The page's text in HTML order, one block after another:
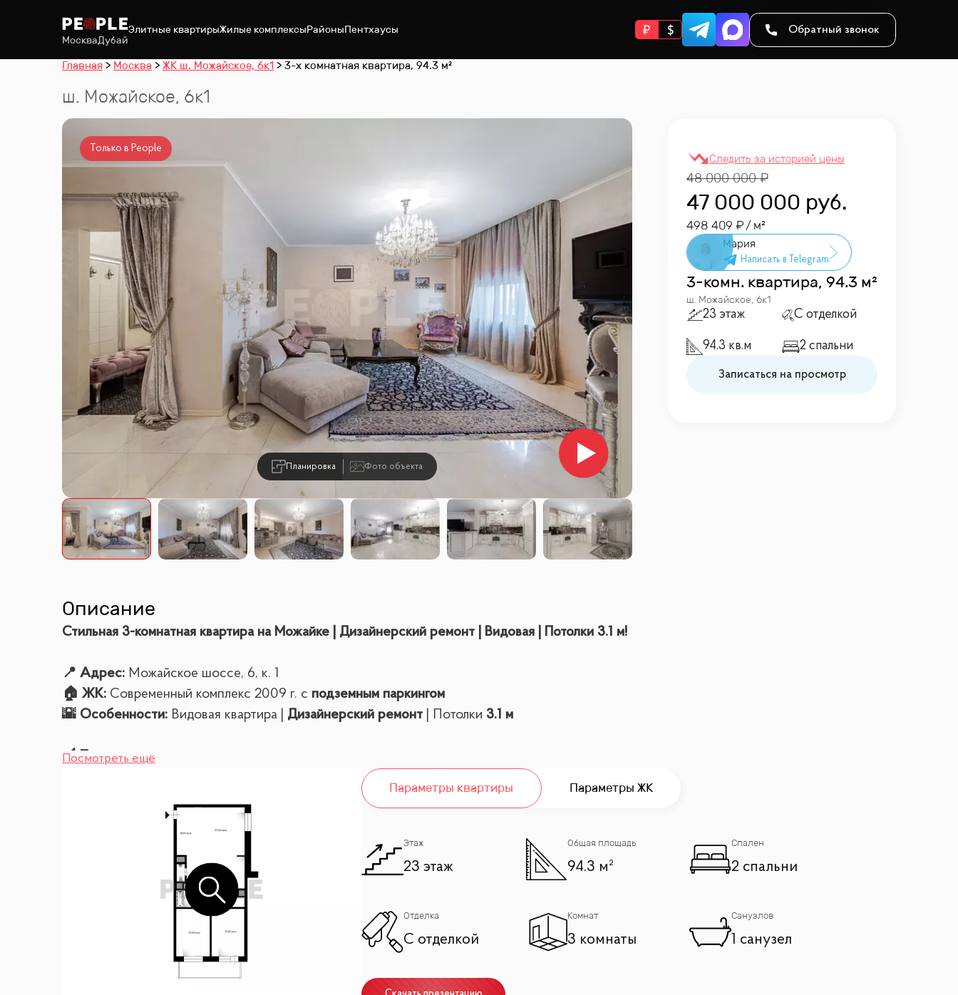
МоскваДубай
Элитные квартирыЖилые комплексыРайоныПентхаусы Обратный звонок
Главная Москва ЖК ш. Можайское, 6к1 3-х комнатная квартира, 94.3 м²
ш. Можайское, 6к1
Только в People
Планировка Фото объекта
48 000 000
47 000 000 руб.
498 409 / м²
Мария
3-комн. квартира, 94.3 м²
ш. Можайское, 6к1
23 этаж С отделкой
94.3 кв.м 2 спальни
Записаться на просмотр
Описание
Стильная 3-комнатная квартира на Можайке | Дизайнерский ремонт | Видовая | Потолки 3.1 м!
📍 Адрес: Можайское шоссе, 6, к. 1
🏠 ЖК: Современный комплекс 2009 г. с подземным паркингом
🌇 Особенности: Видовая квартира | Дизайнерский ремонт | Потолки 3.1 м
📐 Планировка:
🔑 Ключевые детали для покупателя:
👤 Собственник:один
🔐 Обременения:
нет
Полностью меблирована (Готово к заезду!)
🚇 Транспортная доступность:
🏫 Инфраструктура рядом:Район с развитой инфраструктурой (Магазины, сады, парки)
Посмотреть ещё
Параметры квартиры Параметры ЖК
Этаж
23 этаж
Общая площадь
94.3 м²
Спален
2 спальни
Отделка
С отделкой
Комнат
3 комнаты
Санузлов
1 санузел